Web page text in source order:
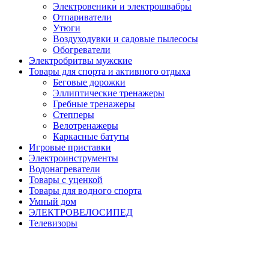
Электровеники и электрошвабры
Отпариватели
Утюги
Воздуходувки и садовые пылесосы
Обогреватели
Электробритвы мужские
Товары для спорта и активного отдыха
Беговые дорожки
Эллиптические тренажеры
Гребные тренажеры
Степперы
Велотренажеры
Каркасные батуты
Игровые приставки
Электроинструменты
Водонагреватели
Товары с уценкой
Товары для водного спорта
Умный дом
ЭЛЕКТРОВЕЛОСИПЕД
Телевизоры